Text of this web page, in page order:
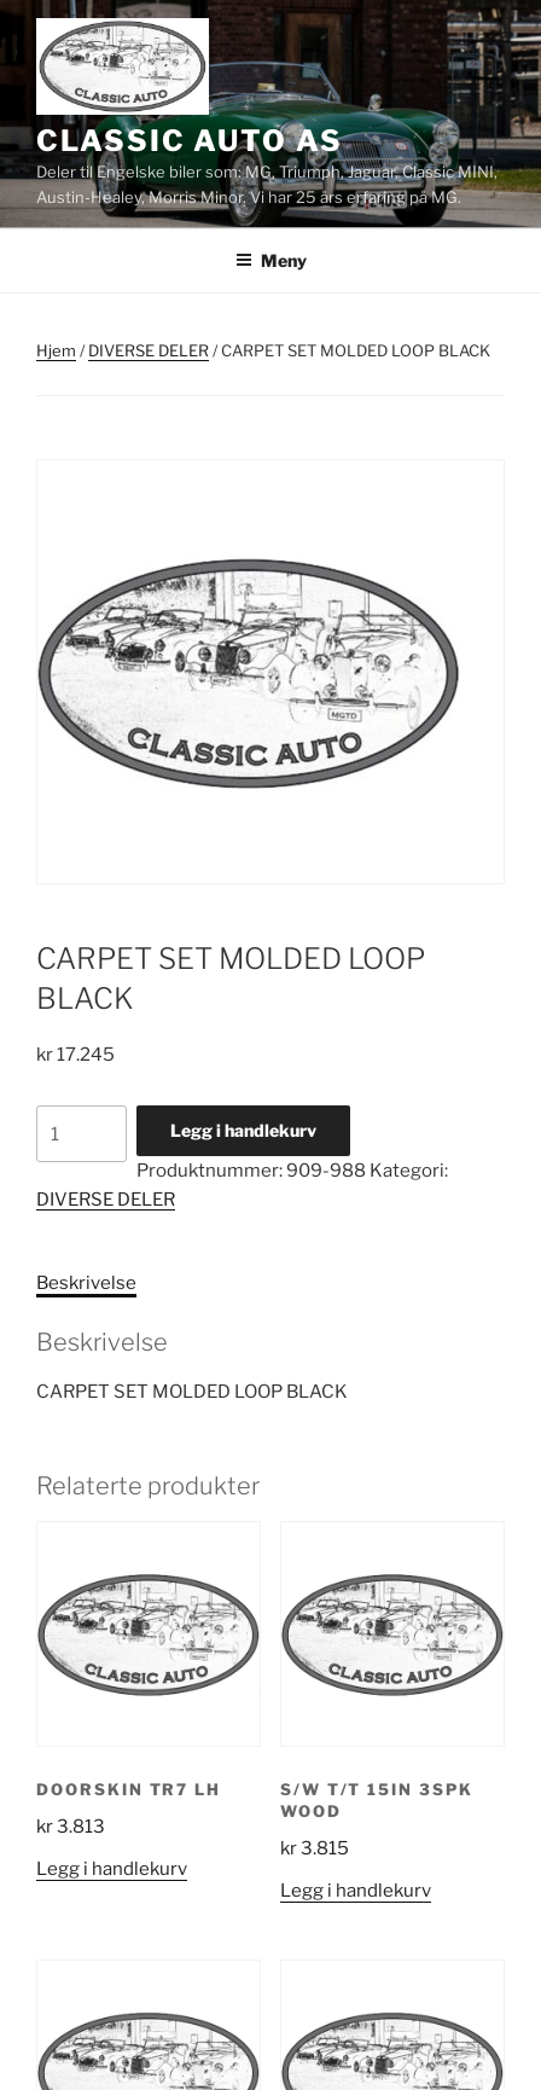
Gå
til
innhold
CLASSIC AUTO AS
Deler til Engelske biler som: MG, Triumph, Jaguar, Classic MINI,
Austin-Healey, Morris Minor. Vi har 25 års erfaring på MG.
Meny
Hjem /DIVERSE DELER/ CARPET SET MOLDED LOOP BLACK
CARPET SET MOLDED LOOP
BLACK
kr17.245
LOOP
Legg i handlekurv
Produktnummer:909-988 Kategori:
DIVERSE DELER
Beskrivelse
Beskrivelse
CARPET SET MOLDED LOOP BLACK
Relaterte produkter
DOORSKIN TR7 LH
kr3.813
Legg i handlekurv
S/W T/T 15IN 3SPK
WOOD
kr3.815
Legg i handlekurv